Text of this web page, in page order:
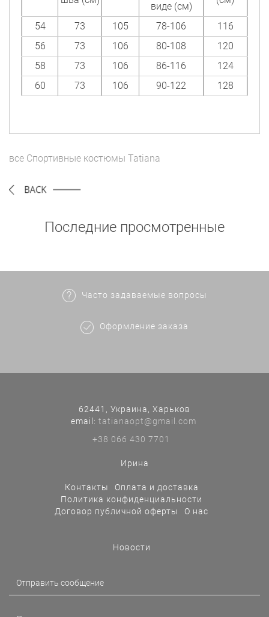
виде (см)
54 73 105 78-106
116
56
73 106 80-108
120
58
73 106 86-116
124
60
73 106 90-122 128
все Спортивные костюмы Tatiana
Последние просмотренные
Часто задаваемые вопросы
Оформление заказа
62441, Украина, Харьков
еmail: tatianaopt@gmail.com
+38 066 430 7701
Ирина
Контакты
Оплата и доставка
Политика конфиденциальности
Договор публичной оферты
О нас
Новости